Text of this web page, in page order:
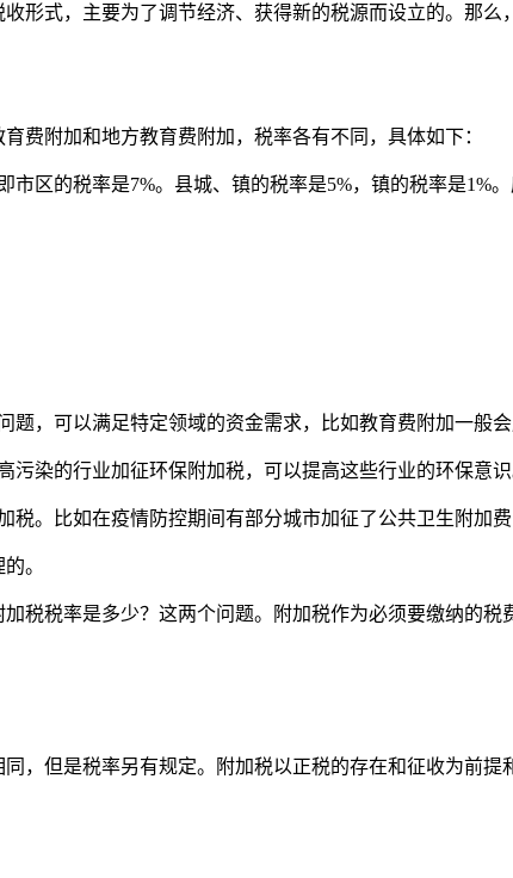
形式，主要为了调节经济、获得新的税源而设立的。那
费附加和地方教育费附加，税率各有不同，具体如下：
区的税率是7%。县城、镇的税率是5%，镇的税率是1%。
，可以满足特定领域的资金需求，比如教育费附加一般会
染的行业加征环保附加税，可以提高这些行业的环保意识
。比如在疫情防控期间有部分城市加征了公共卫生附加费
。
税税率是多少？这两个问题。附加税作为必须要缴纳的
，但是税率另有规定。附加税以正税的存在和征收为前